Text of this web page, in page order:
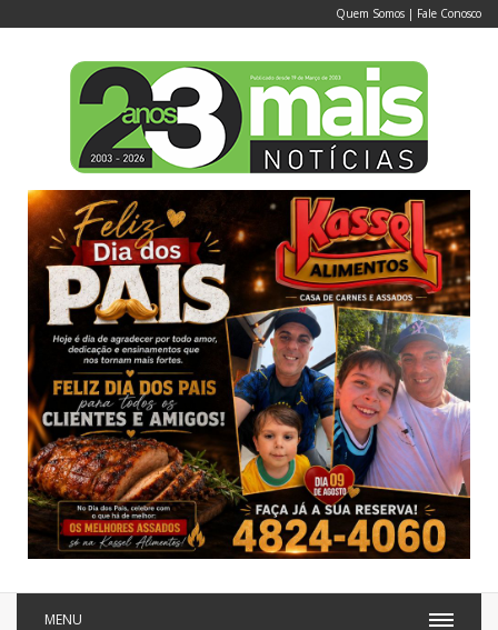
Quem Somos | Fale Conosco
MENU